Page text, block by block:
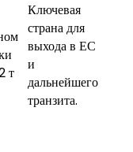
т
Ключевая
страна для
выхода в ЕС
и
дальнейшего
транзита.